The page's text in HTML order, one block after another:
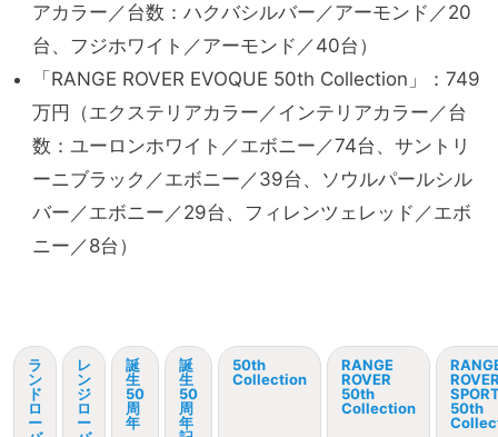
アカラー／台数：ハクバシルバー／アーモンド／20
台、フジホワイト／アーモンド／40台）
「RANGE ROVER EVOQUE 50th Collection」：749
万円（エクステリアカラー／インテリアカラー／台
数：ユーロンホワイト／エボニー／74台、サントリ
ーニブラック／エボニー／39台、ソウルパールシル
バー／エボニー／29台、フィレンツェレッド／エボ
ニー／8台）
ラ
ン
ド
ロ
ー
レ
ン
ジ
ロ
ー
誕
生
50
周
年
誕
生
50
周
年
50th
Collection
RANGE
ROVER
50th
Collection
50th